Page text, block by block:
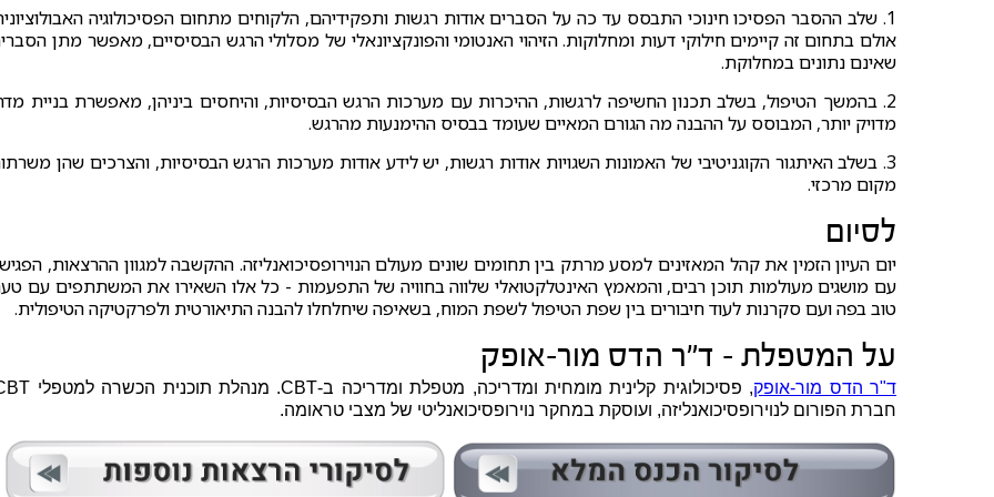
1. שלב ההסבר הפסיכו חינוכי התבסס עד כה על הסברים אודות רגשות ותפקידיהם, הלקוחים מתחום הפסיכולוגיה
אולם בתחום זה קיימים חילוקי דעות ומחלוקות. הזיהוי האנטומי והפונקציונאלי של מסלולי הרגש הבסיסיים, מאפשר מתן
שאינם נתונים במחלוקת.
2. בהמשך הטיפול, בשלב תכנון החשיפה לרגשות, ההיכרות עם מערכות הרגש הבסיסיות, והיחסים ביניהן, מאפשרת בניית
מדויק יותר, המבוסס על ההבנה מה הגורם המאיים שעומד בבסיס ההימנעות מהרגש.
3. בשלב האיתגור הקוגניטיבי של האמונות השגויות אודות רגשות, יש לידע אודות מערכות הרגש הבסיסיות, והצרכים שהן
מקום מרכזי.
לסיום
יום העיון הזמין את קהל המאזינים למסע מרתק בין תחומים שונים מעולם הנוירופסיכואנליזה. ההקשבה למגוון ההרצאות,
עם מושגים מעולמות תוכן רבים, והמאמץ האינטלקטואלי שלווה בחוויה של התפעמות - כל אלו השאירו את המשתתפים עם
טוב בפה ועם סקרנות לעוד חיבורים בין שפת הטיפול לשפת המוח, בשאיפה שיחלחלו להבנה התיאורטית ולפרקטיקה הטיפולית.
על המטפלת - ד"ר הדס מור-אופק
ד"ר הדס מור-אופק
חברת הפורום לנוירופסיכואנליזה, ועוסקת במחקר נוירופסיכואנליטי של מצבי טראומה.